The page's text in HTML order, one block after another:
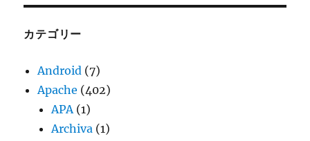
ブ
カテゴリー
Android (7)
Apache (402)
APA(1)
Archiva (1)